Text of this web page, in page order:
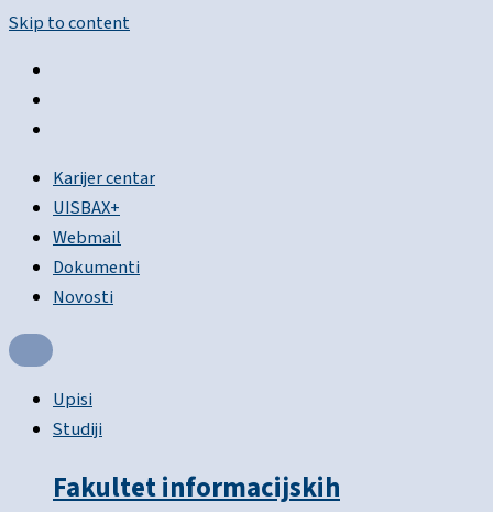
Skip to content
Karijer centar
UISBAX+
Webmail
Dokumenti
Novosti
Upisi
Studiji
Fakultet informacijskih